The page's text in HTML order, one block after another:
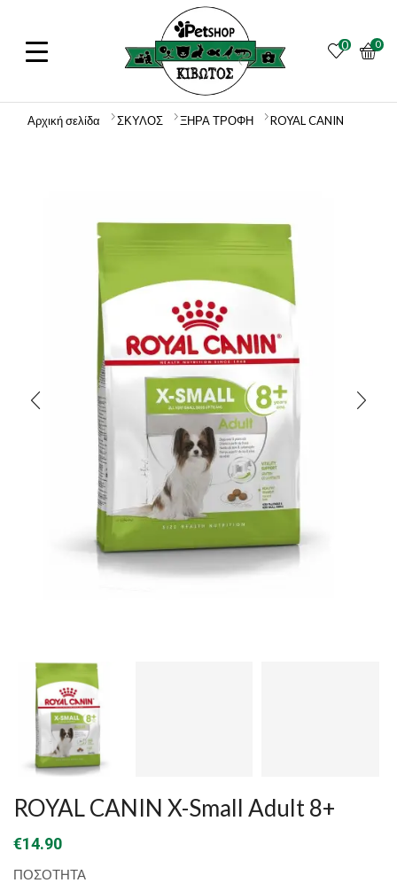
0 0
Αρχική σελίδα ΣΚΥΛΟΣ ΞΗΡΑ ΤΡΟΦΗ ROYAL CANIN
ROYAL CANIN X-Small Adult 8+
€14.90
ΠΟΣΟΤΗΤΑ